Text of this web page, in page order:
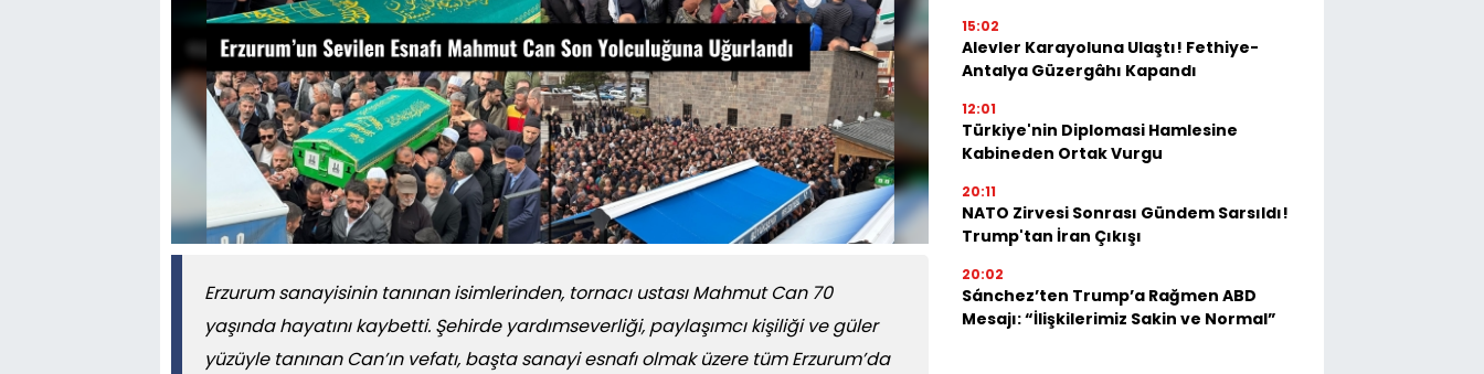
Erzurum sanayisinin tanınan isimlerinden, tornacı ustası Mahmut Can 70
yaşında hayatını kaybetti. Şehirde yardımseverliği, paylaşımcı kişiliği ve güler
yüzüyle tanınan Can’ın vefatı, başta sanayi esnafı olmak üzere tüm Erzurum’da
15:02
Alevler Karayoluna Ulaştı! Fethiye-
Antalya Güzergâhı Kapandı
12:01
Türkiye'nin Diplomasi Hamlesine
Kabineden Ortak Vurgu
20:11
NATO Zirvesi Sonrası Gündem Sarsıldı!
Trump'tan İran Çıkışı
20:02
Sánchez’ten Trump’a Rağmen ABD
Mesajı: “İlişkilerimiz Sakin ve Normal”